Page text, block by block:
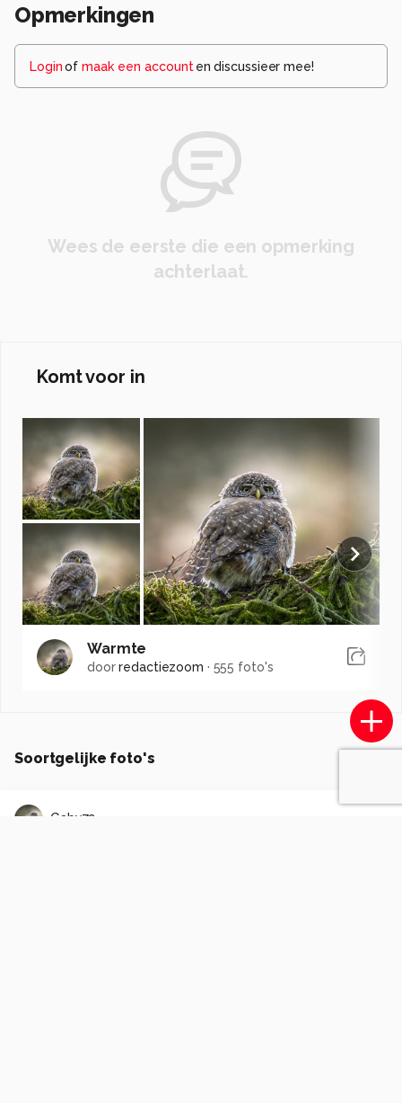
Opmerkingen
Loginof maak een account en discussieer mee!
Wees de eerste die een opmerking
achterlaat.
Komt voor in
Warmte
doorredactiezoom · 555 foto's
Soortgelijke foto's
Gaby72